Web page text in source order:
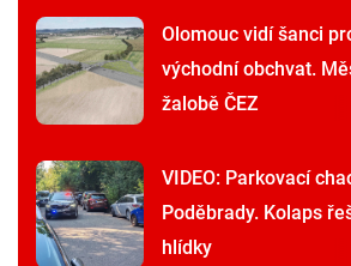
Olomouc vidí šanci
východní obchvat.
žalobě ČEZ
VIDEO: Parkovací
Poděbrady. Kolaps
hlídky